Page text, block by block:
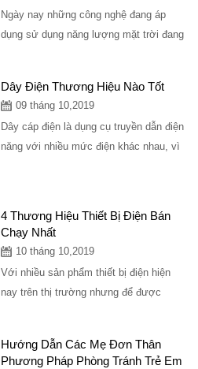
Ngày nay những công nghệ đang áp
dụng sử dụng năng lượng mặt trời đang
Dây Điện Thương Hiệu Nào Tốt
09 tháng 10,2019
Dây cáp điện là dụng cụ truyền dẫn điện
năng với nhiều mức điện khác nhau, vì
4 Thương Hiệu Thiết Bị Điện Bán
Chạy Nhất
10 tháng 10,2019
Với nhiều sản phẩm thiết bị điện hiện
nay trên thị trường nhưng để được
Hướng Dẫn Các Mẹ Đơn Thân
Phương Pháp Phòng Tránh Trẻ Em